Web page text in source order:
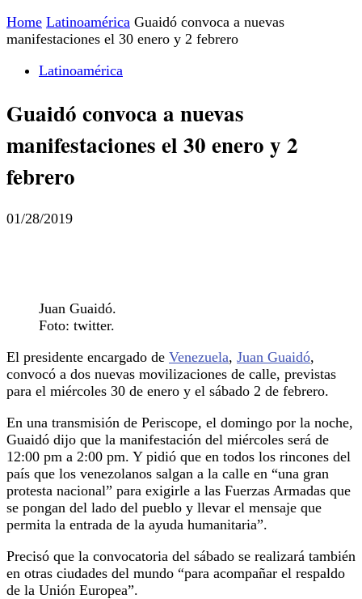
Home Latinoamérica Guaidó convoca a nuevas
manifestaciones el 30 enero y 2 febrero
Latinoamérica
Guaidó convoca a nuevas
manifestaciones el 30 enero y 2
febrero
01/28/2019
Juan Guaidó.
Foto: twitter.
El presidente encargado de Venezuela, Juan Guaidó,
convocó a dos nuevas movilizaciones de calle, previstas
para el miércoles 30 de enero y el sábado 2 de febrero.
En una transmisión de Periscope, el domingo por la noche,
Guaidó dijo que la manifestación del miércoles será de
12:00 pm a 2:00 pm. Y pidió que en todos los rincones del
país que los venezolanos salgan a la calle en “una gran
protesta nacional” para exigirle a las Fuerzas Armadas que
se pongan del lado del pueblo y llevar el mensaje que
permita la entrada de la ayuda humanitaria”.
Precisó que la convocatoria del sábado se realizará también
en otras ciudades del mundo “para acompañar el respaldo
de la Unión Europea”.